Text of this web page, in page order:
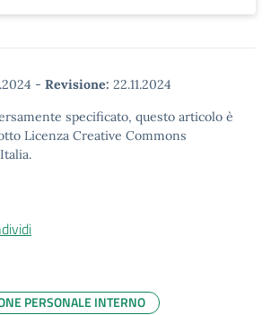
- Revisione: 22.11.2024
specificato, questo articolo è
Licenza Creative Commons
PERSONALE INTERNO